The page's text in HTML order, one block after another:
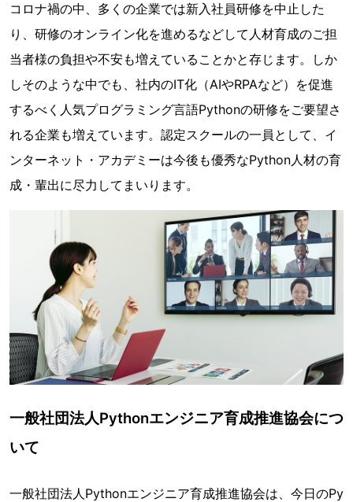
コロナ禍の中、多くの企業では新入社員研修を中止した
り、研修のオンライン化を進めるなどして人材育成のご担
当者様の負担や不安も増えていることかと存じます。しか
しそのような中でも、社内のIT化（AIやRPAなど）を促進
するべく人気プログラミング言語Pythonの研修をご要望さ
れる企業も増えています。認定スクールの一員として、イ
ンターネット・アカデミーは今後も優秀なPython人材の育
成・輩出に尽力してまいります。
一般社団法人Pythonエンジニア育成推進協会につ
いて
一般社団法人Pythonエンジニア育成推進協会は、今日のPy